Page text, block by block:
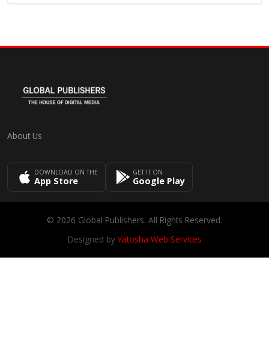
About Us
DOWNLOAD ON THE
App Store
GET IT ON
Google Play
© 2026 Global Publishers. All Rights Reserved.
Designed byYatosha Web Services